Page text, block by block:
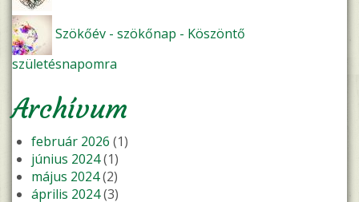
Szökőév - szökőnap - Köszöntő
születésnapomra
Archívum
február 2026 (1)
június 2024(1)
május 2024(2)
április 2024(3)